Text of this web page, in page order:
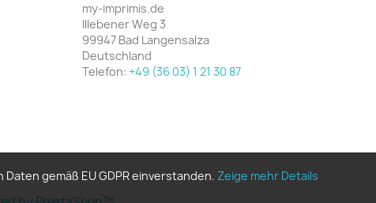
my-imprimis.de
Illebener Weg 3
99947 Bad Langensalza
Deutschland
Telefon: +49 (36 03) 1 21 30 87
gemäß EU GDPR einverstanden. Zeige mehr Details